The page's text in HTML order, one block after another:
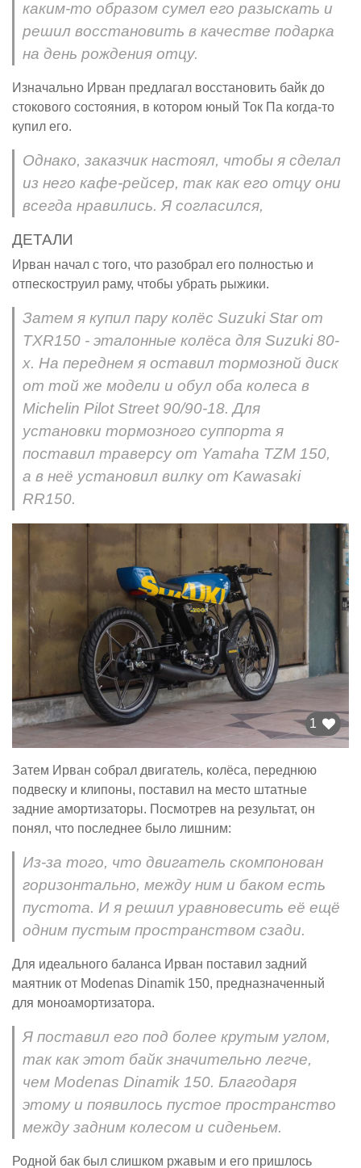
каким-то образом сумел его разыскать и
решил восстановить в качестве подарка
на день рождения отцу.
Изначально Ирван предлагал восстановить байк до
стокового состояния, в котором юный Ток Па когда-то
купил его.
Однако, заказчик настоял, чтобы я сделал
из него кафе-рейсер, так как его отцу они
всегда нравились. Я согласился,
ДЕТАЛИ
Ирван начал с того, что разобрал его полностью и
отпескоструил раму, чтобы убрать рыжики.
Затем я купил пару колёс Suzuki Star от
TXR150 - эталонные колёса для Suzuki 80-
х. На переднем я оставил тормозной диск
от той же модели и обул оба колеса в
Michelin Pilot Street 90/90-18. Для
установки тормозного суппорта я
поставил траверсу от Yamaha TZM 150,
а в неё установил вилку от Kawasaki
RR150.
1
Затем Ирван собрал двигатель, колёса, переднюю
подвеску и клипоны, поставил на место штатные
задние амортизаторы. Посмотрев на результат, он
понял, что последнее было лишним:
Из-за того, что двигатель скомпонован
горизонтально, между ним и баком есть
пустота. И я решил уравновесить её ещё
одним пустым пространством сзади.
Для идеального баланса Ирван поставил задний
маятник от Modenas Dinamik 150, предназначенный
для моноамортизатора.
Я поставил его под более крутым углом,
так как этот байк значительно легче,
чем Modenas Dinamik 150. Благодаря
этому и появилось пустое пространство
между задним колесом и сиденьем.
Родной бак был слишком ржавым и его пришлось